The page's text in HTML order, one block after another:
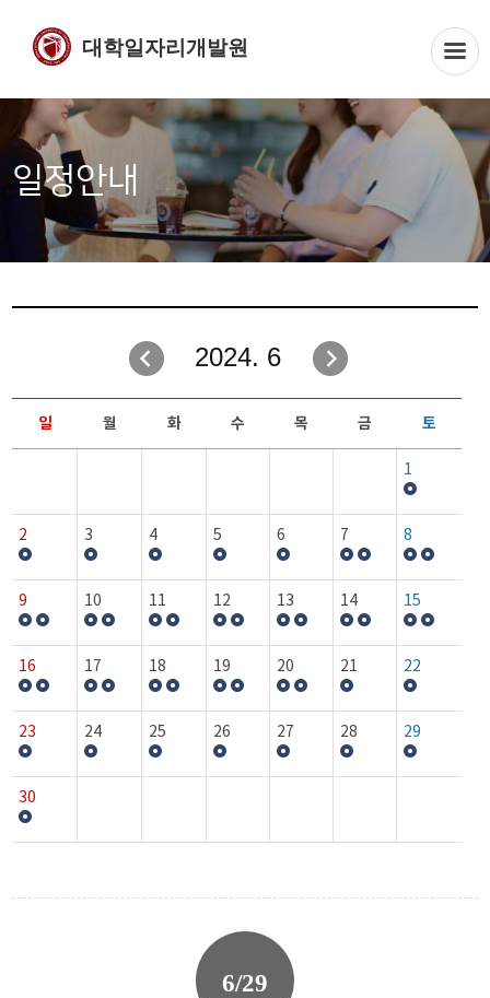
대학일자리개발원
일정안내
2024. 6
일 월 화 수 목 금 토
1
2 3 4 5 6 7 8
9 10 11 12 13 14 15
16 17 18 19 20 21 22
23 24 25 26 27 28 29
30
6/29